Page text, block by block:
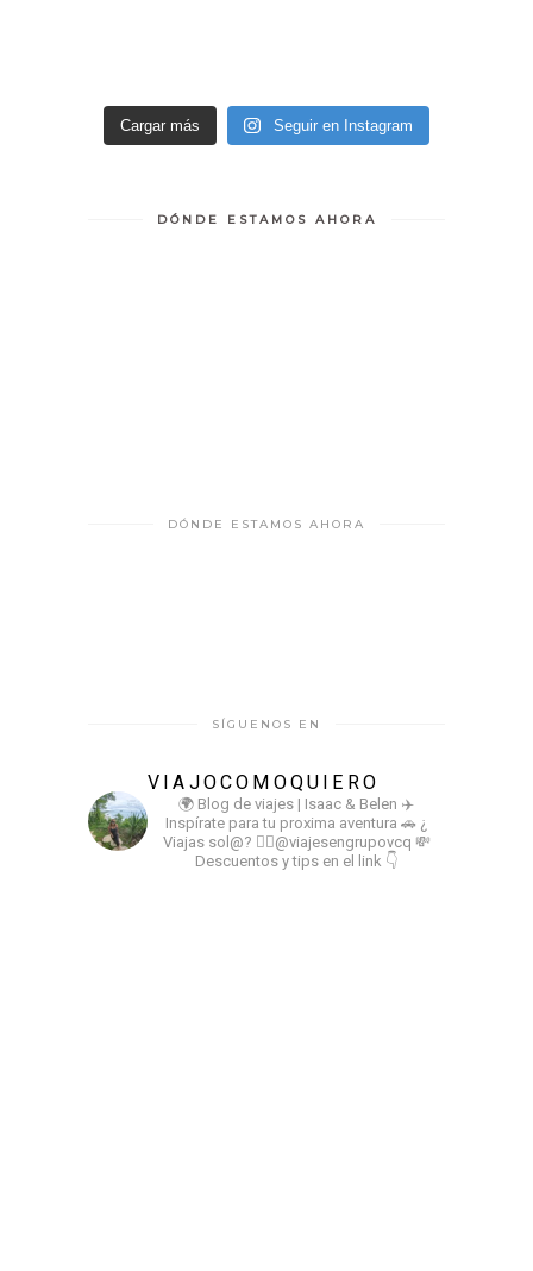
Cargar más Seguir en Instagram
DÓNDE ESTAMOS AHORA
DÓNDE ESTAMOS AHORA
SÍGUENOS EN
VIAJOCOMOQUIERO
🌍 Blog de viajes | Isaac & Belen ✈️
Inspírate para tu proxima aventura 🚗 ¿
Viajas sol@? 👉🏻@viajesengrupovcq 💸
Descuentos y tips en el link 👇